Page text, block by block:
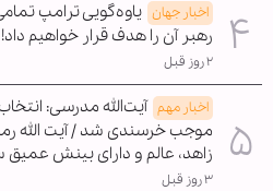
اخبار جهان یاوه‌گویی ترامپ
رهبر آن را هدف قرار خواهیم داد!
۲ روز قبل
اخبار مهم آیت‌الله مدرسی:
موجب خرسندی شد / آیت الله
زاهد، عالم و دارای بینش
۳ روز قبل